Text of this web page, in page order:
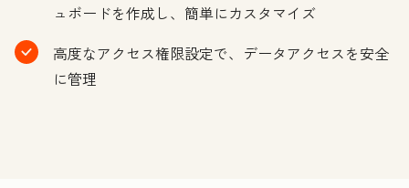
ュボードを作成し、簡単にカスタマイズ
高度なアクセス権限設定で、データアクセスを安全
に管理